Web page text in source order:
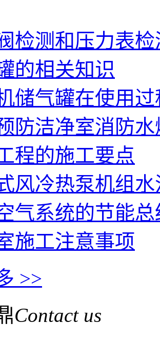
检测和压力表
的相关知识
储气罐在使用
防洁净室消防
程的施工要点
风冷热泵机组
气系统的节能
施工注意事项
>>
Contact us